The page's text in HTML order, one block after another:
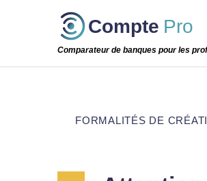
Compte Pro
Comparateur de banques pour les
FORMALITÉS DE